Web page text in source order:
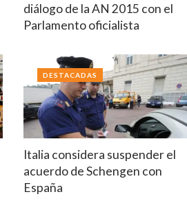
diálogo de la AN 2015 con el
Parlamento oficialista
Italia considera suspender el
acuerdo de Schengen con
España
DESTACADAS